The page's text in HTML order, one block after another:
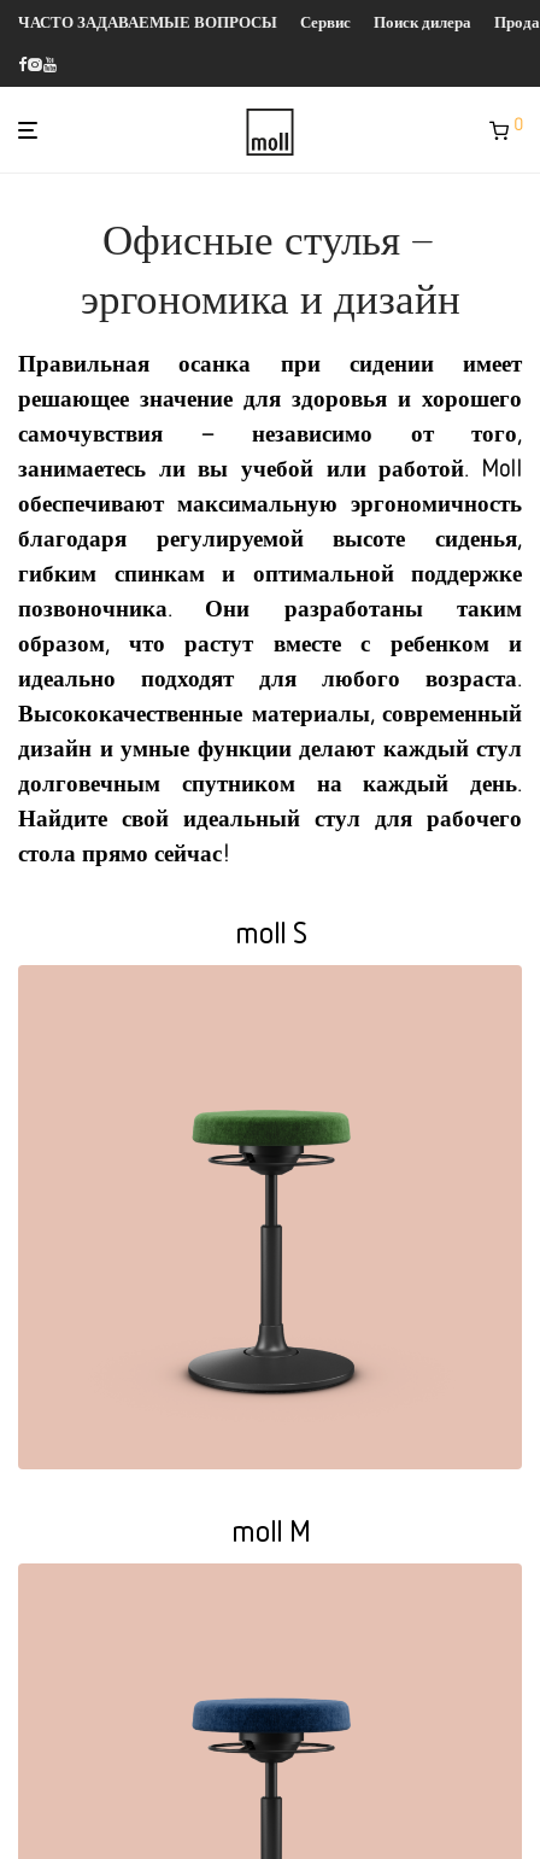
ЧАСТО ЗАДАВАЕМЫЕ ВОПРОСЫ Сервис Поиск дилера
0
Офисные стулья –
эргономика и дизайн
Правильная осанка при сидении имеет
решающее значение для здоровья и хорошего
самочувствия – независимо от того,
занимаетесь ли вы учебой или работой. Moll
обеспечивают максимальную эргономичность
благодаря регулируемой высоте сиденья,
гибким спинкам и оптимальной поддержке
позвоночника. Они разработаны таким
образом, что растут вместе с ребенком и
идеально подходят для любого возраста.
Высококачественные материалы, современный
дизайн и умные функции делают каждый стул
долговечным спутником на каждый день.
Найдите свой идеальный стул для рабочего
стола прямо сейчас!
moll S
moll M